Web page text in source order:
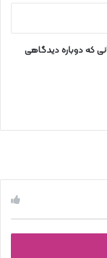
که دوباره دیدگاهی